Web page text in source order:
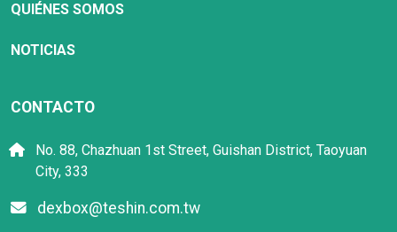
QUIÉNES SOMOS
NOTICIAS
CONTACTO
No. 88, Chazhuan 1st Street, Guishan District, Taoyuan
City, 333
dexbox@teshin.com.tw